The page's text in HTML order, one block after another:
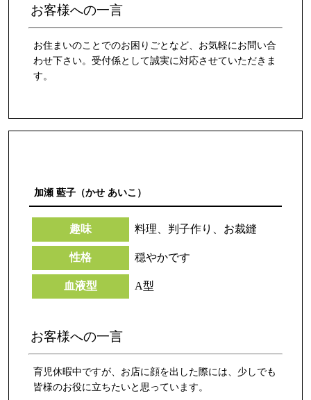
お客様への一言
お住まいのことでのお困りごとなど、お気軽にお問い合
わせ下さい。受付係として誠実に対応させていただきま
す。
加瀬 藍子（かせ あいこ）
趣味 料理、判子作り、お裁縫
性格 穏やかです
血液型 A型
お客様への一言
育児休暇中ですが、お店に顔を出した際には、少しでも
皆様のお役に立ちたいと思っています。